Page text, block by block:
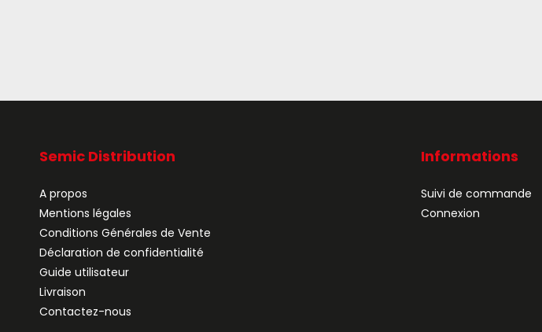
Semic Distribution
A propos
Mentions légales
Conditions Générales de Vente
Déclaration de confidentialité
Guide utilisateur
Livraison
Contactez-nous
Informations
Suivi de commande
Connexion